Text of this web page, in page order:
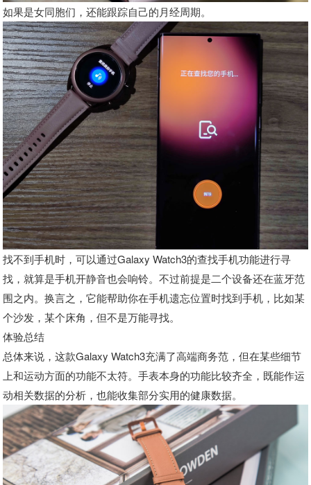
如果是女同胞们，还能跟踪自己的月经周期。
找不到手机时，可以通过Galaxy Watch3的查找手机功能进行寻
找，就算是手机开静音也会响铃。不过前提是二个设备还在蓝牙范
围之内。换言之，它能帮助你在手机遗忘位置时找到手机，比如某
个沙发，某个床角，但不是万能寻找。
体验总结
总体来说，这款Galaxy Watch3充满了高端商务范，但在某些细节
上和运动方面的功能不太符。手表本身的功能比较齐全，既能作运
动相关数据的分析，也能收集部分实用的健康数据。